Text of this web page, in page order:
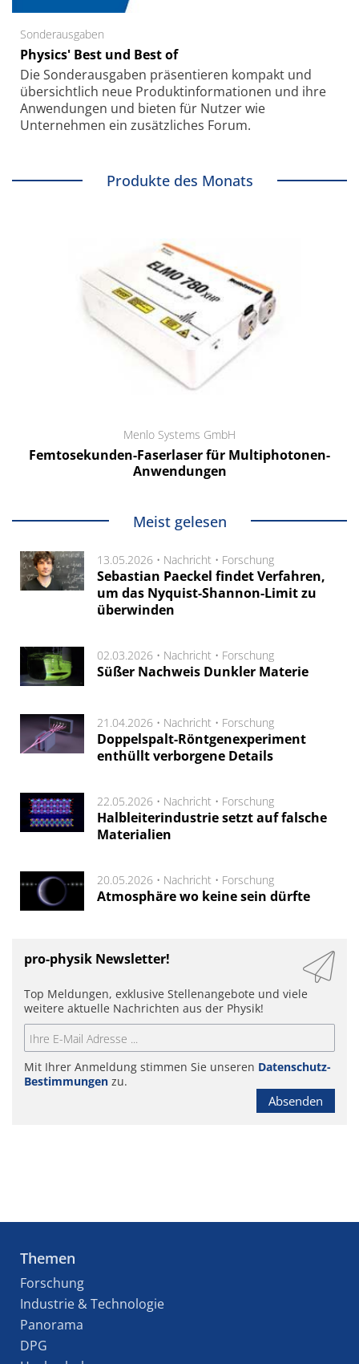
Sonderausgaben
Physics' Best und Best of
Die Sonder­ausgaben präsentieren kompakt und
übersichtlich neue Produkt­informationen und ihre
Anwendungen und bieten für Nutzer wie
Unternehmen ein zusätzliches Forum.
Produkte des Monats
Menlo Systems GmbH
Femtosekunden-Faserlaser für Multiphotonen-
Anwendungen
Meist gelesen
13.05.2026 • Nachricht • Forschung
Sebastian Paeckel findet Verfahren,
um das Nyquist-Shannon-Limit zu
überwinden
02.03.2026 • Nachricht • Forschung
Süßer Nachweis Dunkler Materie
21.04.2026 • Nachricht • Forschung
Doppelspalt-Röntgenexperiment
enthüllt verborgene Details
22.05.2026 • Nachricht • Forschung
Halbleiterindustrie setzt auf falsche
Materialien
20.05.2026 • Nachricht • Forschung
Atmosphäre wo keine sein dürfte
pro-physik Newsletter!
Top Meldungen, exklusive Stellenangebote und viele
weitere aktuelle Nachrichten aus der Physik!
Mit Ihrer Anmeldung stimmen Sie unseren Datenschutz-
Bestimmungen zu.
Absenden
Themen
Forschung
Industrie & Technologie
Panorama
DPG